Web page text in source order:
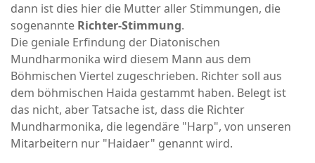
dann ist dies hier die Mutter aller Stimmungen, die
sogenannte Richter-Stimmung.
Die geniale Erfindung der Diatonischen
Mundharmonika wird diesem Mann aus dem
Böhmischen Viertel zugeschrieben. Richter soll aus
dem böhmischen Haida gestammt haben. Belegt ist
das nicht, aber Tatsache ist, dass die Richter
Mundharmonika, die legendäre "Harp", von unseren
Mitarbeitern nur "Haidaer" genannt wird.